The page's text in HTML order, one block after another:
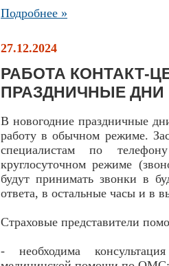
Подробнее »
27.12.2024
РАБОТА КОНТАКТ-
ПРАЗДНИЧНЫЕ ДНИ
В новогодние праздничные
работу в обычном режиме.
специалистам по
круглосуточном режиме
будут принимать звонки в
ответа, в остальные часы и в
Страховые представители
- необходима